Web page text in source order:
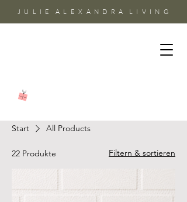
J U L I E A L E X A N D R A L I V I N G
Start All Products
22 Produkte Filtern & sortieren